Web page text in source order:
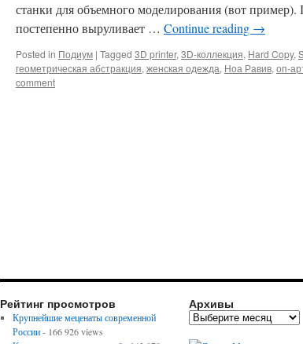
станки для объемного моделирования (вот
постепенно выруливает … Continue reading →
Posted in Подиум | Tagged 3D printer, 3D-коллекция, Hard Copy,
геометрическая абстракция, женская одежда, Ноа Равив, оп-
comment
Рейтинг просмотров
Крупнейшие меценаты современной
России- 166 926 views
Архивы